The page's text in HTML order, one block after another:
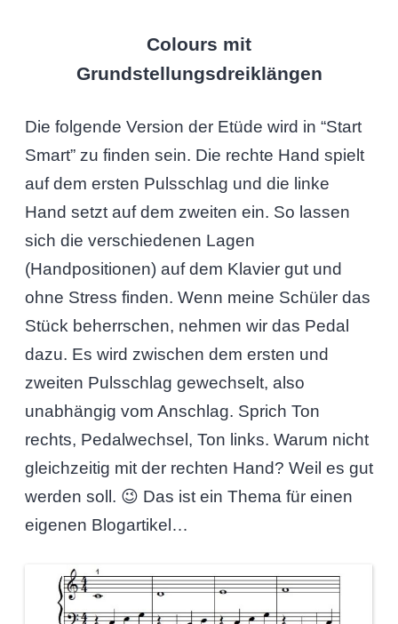
Colours mit
Grundstellungsdreiklängen
Die folgende Version der Etüde wird in “Start
Smart” zu finden sein. Die rechte Hand spielt
auf dem ersten Pulsschlag und die linke
Hand setzt auf dem zweiten ein. So lassen
sich die verschiedenen Lagen
(Handpositionen) auf dem Klavier gut und
ohne Stress finden. Wenn meine Schüler das
Stück beherrschen, nehmen wir das Pedal
dazu. Es wird zwischen dem ersten und
zweiten Pulsschlag gewechselt, also
unabhängig vom Anschlag. Sprich Ton
rechts, Pedalwechsel, Ton links. Warum nicht
gleichzeitig mit der rechten Hand? Weil es gut
werden soll. 😉 Das ist ein Thema für einen
eigenen Blogartikel…